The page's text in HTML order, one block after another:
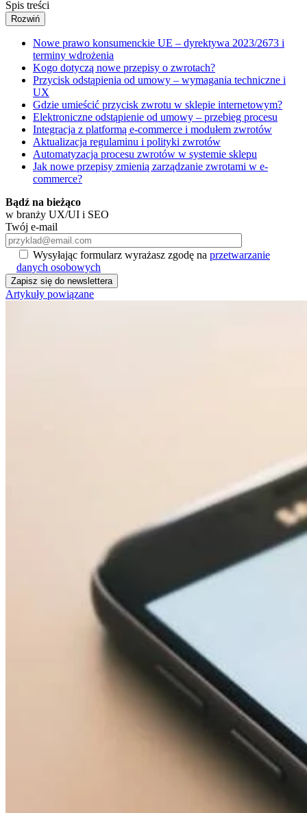
Spis treści
Rozwiń
Nowe prawo konsumenckie UE – dyrektywa 2023/2673 i
terminy wdrożenia
Kogo dotyczą nowe przepisy o zwrotach?
Przycisk odstąpienia od umowy – wymagania techniczne i
UX
Gdzie umieścić przycisk zwrotu w sklepie internetowym?
Elektroniczne odstąpienie od umowy – przebieg procesu
Integracja z platformą e-commerce i modułem zwrotów
Aktualizacja regulaminu i polityki zwrotów
Automatyzacja procesu zwrotów w systemie sklepu
Jak nowe przepisy zmienią zarządzanie zwrotami w e-
commerce?
Bądź na bieżąco
w branży UX/UI i SEO
Twój e-mail
Wysyłając formularz wyrażasz zgodę na przetwarzanie
danych osobowych
Artykuły powiązane